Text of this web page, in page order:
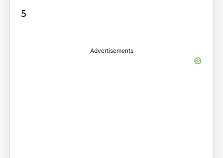
5
Advertisements